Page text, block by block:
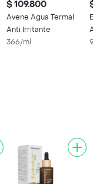
$ 109.800
Avene Agua Termal
Anti Irritante
366/ml